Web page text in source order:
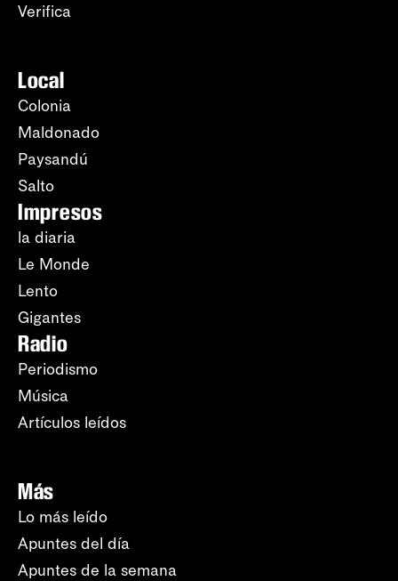
Verifica
Local
Colonia
Maldonado
Paysandú
Salto
Impresos
la diaria
Le Monde
Lento
Gigantes
Radio
Periodismo
Música
Artículos leídos
Más
Lo más leído
Apuntes del día
Apuntes de la semana